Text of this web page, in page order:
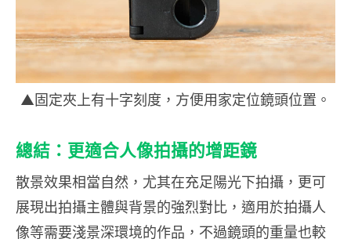
▲固定夾上有十字刻度，方便用家定位鏡頭位置。
總結：更適合人像拍攝的增距鏡
散景效果相當自然，尤其在充足陽光下拍攝，更可
展現出拍攝主體與背景的強烈對比，適用於拍攝人
像等需要淺景深環境的作品，不過鏡頭的重量也較